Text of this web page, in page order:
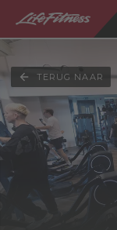
TERUG NAAR